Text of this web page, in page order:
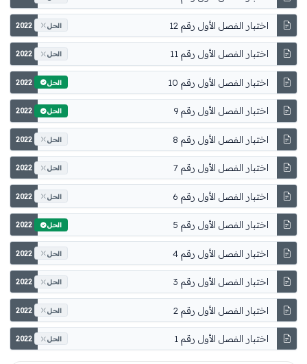
اختبار الفصل الأول رقم 12 2022 الحل
اختبار الفصل الأول رقم 11 2022 الحل
اختبار الفصل الأول رقم 10 2022 الحل
اختبار الفصل الأول رقم 9 2022 الحل
اختبار الفصل الأول رقم 8 2022 الحل
اختبار الفصل الأول رقم 7 2022 الحل
اختبار الفصل الأول رقم 6 2022 الحل
اختبار الفصل الأول رقم 5 2022 الحل
اختبار الفصل الأول رقم 4 2022 الحل
اختبار الفصل الأول رقم 3 2022 الحل
اختبار الفصل الأول رقم 2 2022 الحل
اختبار الفصل الأول رقم 1 2022 الحل